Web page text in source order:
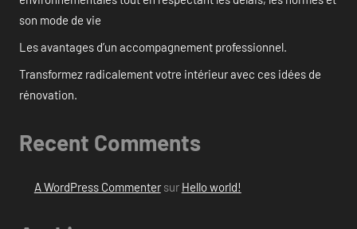
son mode de vie
Les avantages d’un accompagnement professionnel.
Transformez radicalement votre intérieur avec ces idées de
rénovation.
Recent Comments
A WordPress Commentersur Hello world!